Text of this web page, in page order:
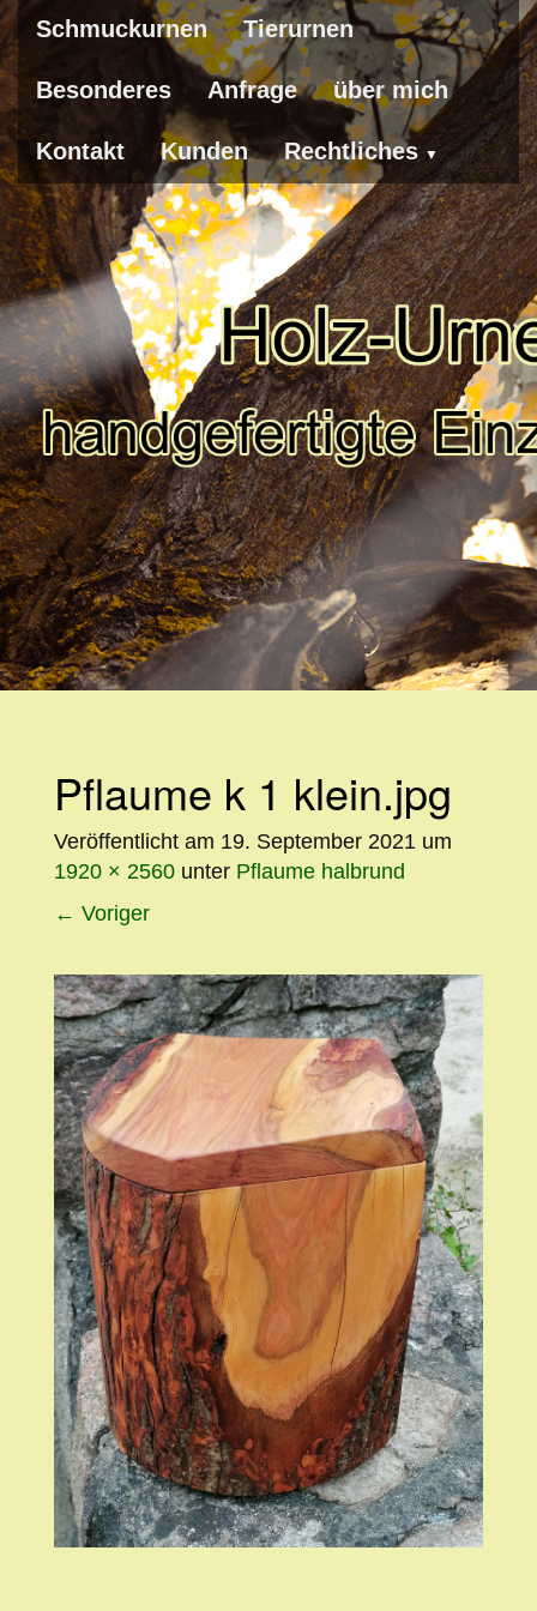
Schmuckurnen Tierurnen
Besonderes Anfrage über mich
Kontakt Kunden Rechtliches
WEITER
ZUM
Pflaume k 1 klein.jpg
Veröffentlicht am 19. September 2021 um
1920 × 2560 unter Pflaume halbrund
← Voriger